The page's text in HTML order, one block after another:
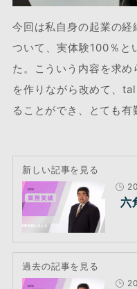
今回は私自身の起業の
ついて、実体験100％と
た。こういう内容を求
を作りながら改めて、
ることができ、とても有
新しい記事を見る
六
過去の記事を見る